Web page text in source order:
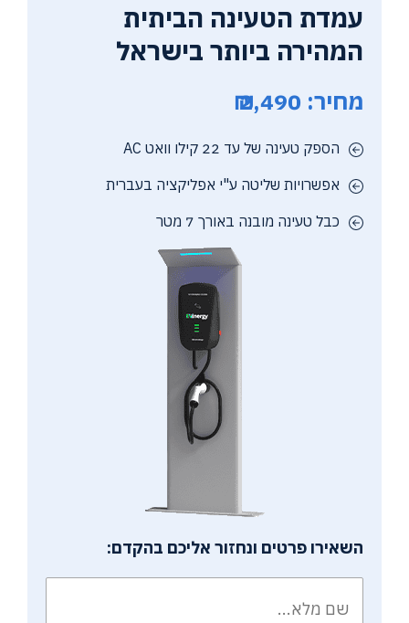
עמדת הטעינה הביתית
המהירה ביותר בישראל
מחיר: 2,490 ₪
הספק טעינה של עד 22 קילו וואט AC
אפשרויות שליטה ע"י אפליקציה בעברית
כבל טעינה מובנה באורך 7 מטר
השאירו פרטים ונחזור אליכם בהקדם: